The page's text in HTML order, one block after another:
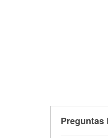
Preguntas